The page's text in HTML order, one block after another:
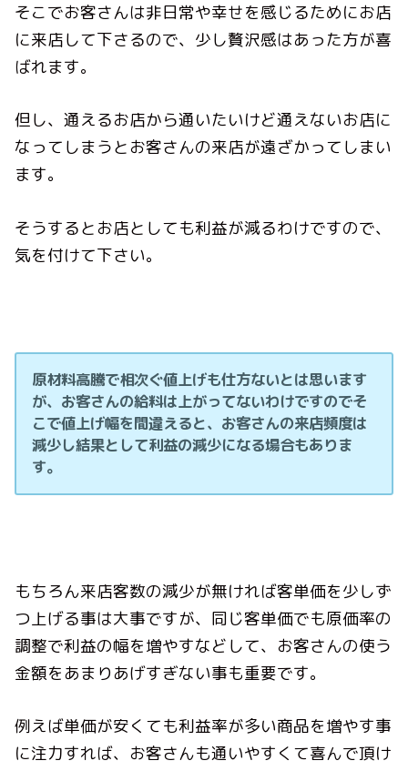
そこでお客さんは非日常や幸せを感じるためにお店
に来店して下さるので、少し贅沢感はあった方が喜
ばれます。
但し、通えるお店から通いたいけど通えないお店に
なってしまうとお客さんの来店が遠ざかってしまい
ます。
そうするとお店としても利益が減るわけですので、
気を付けて下さい。
原材料高騰で相次ぐ値上げも仕方ないとは思います
が、お客さんの給料は上がってないわけですのでそ
こで値上げ幅を間違えると、お客さんの来店頻度は
減少し結果として利益の減少になる場合もありま
す。
もちろん来店客数の減少が無ければ客単価を少しず
つ上げる事は大事ですが、同じ客単価でも原価率の
調整で利益の幅を増やすなどして、お客さんの使う
金額をあまりあげすぎない事も重要です。
例えば単価が安くても利益率が多い商品を増やす事
に注力すれば、お客さんも通いやすくて喜んで頂け